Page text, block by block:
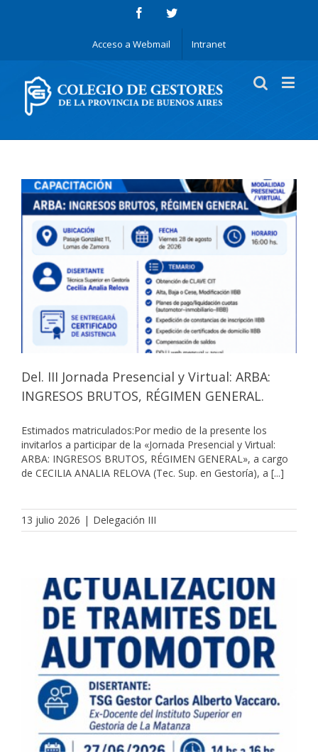
Acceso a Webmail Intranet
Del. III Jornada Presencial y Virtual: ARBA:
INGRESOS BRUTOS, RÉGIMEN GENERAL.
Estimados matriculados:Por medio de la presente los
invitarlos a participar de la «Jornada Presencial y Virtual:
ARBA: INGRESOS BRUTOS, RÉGIMEN GENERAL», a cargo
de CECILIA ANALIA RELOVA (Tec. Sup. en Gestoría), a [...]
13 julio 2026 | Delegación III